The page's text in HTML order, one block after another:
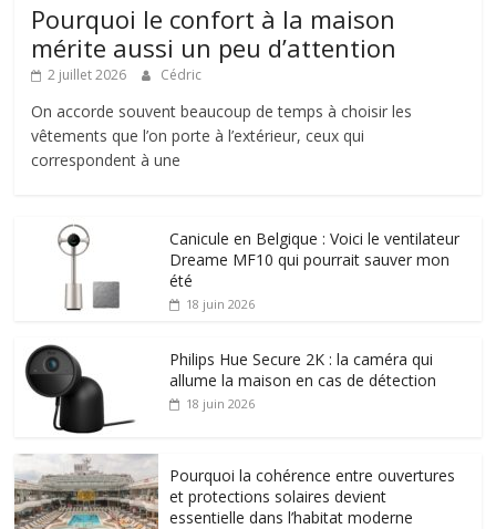
Pourquoi le confort à la maison
mérite aussi un peu d’attention
2 juillet 2026 Cédric
On accorde souvent beaucoup de temps à choisir les
vêtements que l’on porte à l’extérieur, ceux qui
correspondent à une
Canicule en Belgique : Voici le ventilateur
Dreame MF10 qui pourrait sauver mon
été
18 juin 2026
Philips Hue Secure 2K : la caméra qui
allume la maison en cas de détection
18 juin 2026
Pourquoi la cohérence entre ouvertures
et protections solaires devient
essentielle dans l’habitat moderne